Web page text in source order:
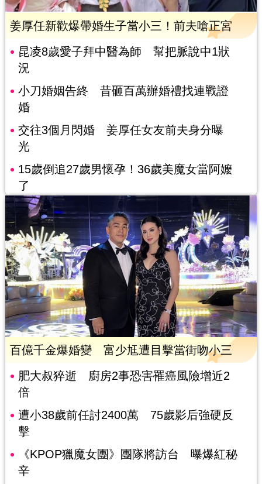
姜厚任新歡爆帶婚生子當小三！前夫嗆正宮
昆凌8歲愛子拜中醫為師 幫把脈說中1狀
況
小刀婚姻告終 昔砸百萬辦婚禮找連戰證
婚
交往3個月閃婚 姜厚任女友前夫身分曝
光
15歲倒追27歲男懷孕！36歲美魔女當阿嬤
了
百億千金爆婚變 富少尪遭目擊當街吻小三
肥大叔猝逝 廚房2事恐害罹癌風險增近2
倍
遭小38歲前任討2400萬 75歲影后強硬反
擊
《KPOP獵魔女團》團隊將訪台 曝爆紅秘
辛